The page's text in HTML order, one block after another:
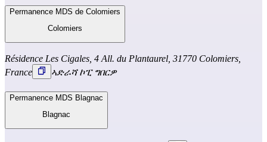
Permanence MDS de Colomiers
Colomiers
Résidence Les Cigales, 4 All. du Plantaurel, 31770 Colomiers,
France
ኣድራሻ ኮፒ ግበርዎ
Permanence MDS Blagnac
Blagnac